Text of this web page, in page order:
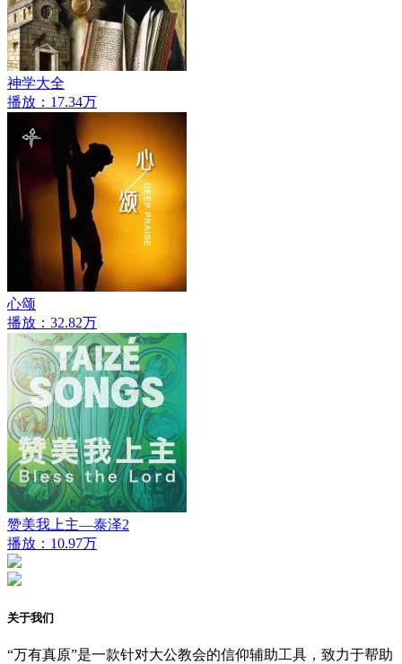
神学大全
播放：17.34万
心颂
播放：32.82万
赞美我上主—泰泽2
播放：10.97万
关于我们
“万有真原”是一款针对大公教会的信仰辅助工具，致力于帮助